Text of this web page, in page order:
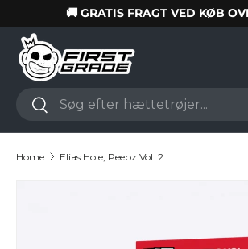
Skip to content
🚚 GRATIS FRAGT VED KØB
Search
Search
Home Elias Hole, Peepz Vol. 2